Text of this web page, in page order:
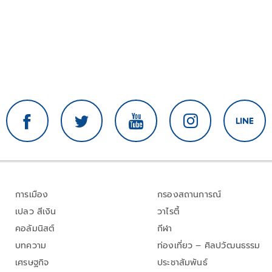
การเมือง
เปลว สีเงิน
คอลัมนิสต์
บทความ
เศรษฐกิจ
กรองสถานการณ์
วาไรตี้
กีฬา
ท่องเที่ยว – ศิลปวัฒนธรรม
ประชาสัมพันธ์